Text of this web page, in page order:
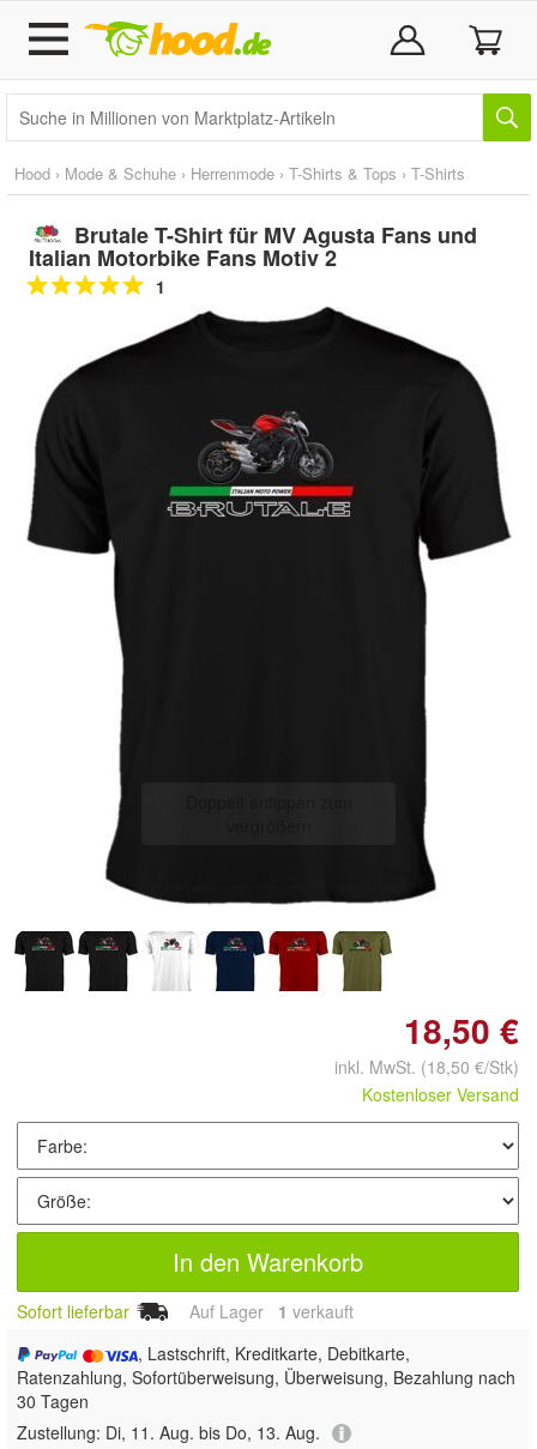
Hood › Mode & Schuhe › Herrenmode › T-Shirts & Tops › T-Shirts
Brutale T-Shirt für MV Agusta Fans und
Italian Motorbike Fans Motiv 2
1
18,50 €
inkl. MwSt. (18,50 €/Stk)
Kostenloser Versand
In den Warenkorb
Sofort lieferbar Auf Lager 1 verkauft
, Lastschrift, Kreditkarte, Debitkarte,
Ratenzahlung, Sofortüberweisung, Überweisung, Bezahlung nach
30 Tagen
Zustellung: Di, 11. Aug. bis Do, 13. Aug.